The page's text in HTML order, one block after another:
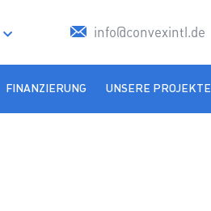
info@convexintl.de
FINANZIERUNG UNSERE PROJEKTE